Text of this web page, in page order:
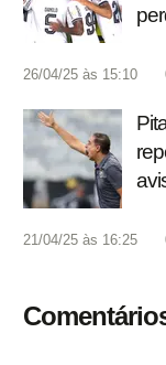
26/04/25 às 15:10
21/04/25 às 16:25